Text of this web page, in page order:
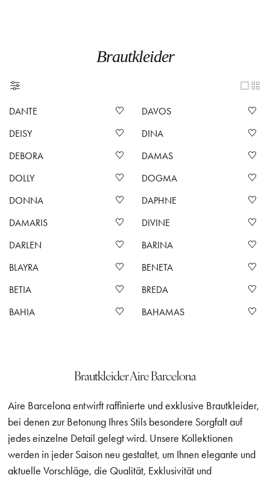
Brautkleider
DANTE
DAVOS
DEISY
DINA
DEBORA
DAMAS
DOLLY
DOGMA
DONNA
DAPHNE
DAMARIS
DIVINE
DARLEN
BARINA
BLAYRA
BENETA
BETIA
BREDA
BAHIA
BAHAMAS
Brautkleider Aire Barcelona
Aire Barcelona entwirft raffinierte und exklusive Brautkleider,
bei denen zur Betonung Ihres Stils besondere Sorgfalt auf
jedes einzelne Detail gelegt wird. Unsere Kollektionen
werden in jeder Saison neu gestaltet, um Ihnen elegante und
aktuelle Vorschläge, die Qualität, Exklusivität und